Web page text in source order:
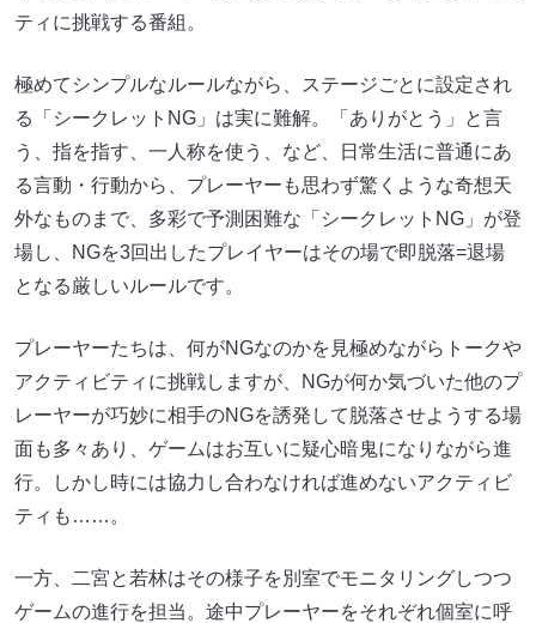
ティに挑戦する番組。
極めてシンプルなルールながら、ステージごとに設定され
る「シークレットNG」は実に難解。「ありがとう」と言
う、指を指す、一人称を使う、など、日常生活に普通にあ
る言動・行動から、プレーヤーも思わず驚くような奇想天
外なものまで、多彩で予測困難な「シークレットNG」が登
場し、NGを3回出したプレイヤーはその場で即脱落=退場
となる厳しいルールです。
プレーヤーたちは、何がNGなのかを見極めながらトークや
アクティビティに挑戦しますが、NGが何か気づいた他のプ
レーヤーが巧妙に相手のNGを誘発して脱落させようする場
面も多々あり、ゲームはお互いに疑心暗鬼になりながら進
行。しかし時には協力し合わなければ進めないアクティビ
ティも……。
一方、二宮と若林はその様子を別室でモニタリングしつつ
ゲームの進行を担当。途中プレーヤーをそれぞれ個室に呼